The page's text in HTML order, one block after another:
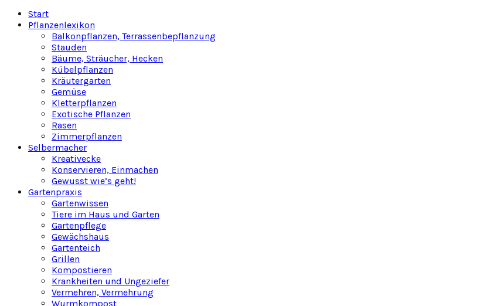
Start
Pflanzenlexikon
Balkonpflanzen, Terrassenbepflanzung
Stauden
Bäume, Sträucher, Hecken
Kübelpflanzen
Kräutergarten
Gemüse
Kletterpflanzen
Exotische Pflanzen
Rasen
Zimmerpflanzen
Selbermacher
Kreativecke
Konservieren, Einmachen
Gewusst wie’s geht!
Gartenpraxis
Gartenwissen
Tiere im Haus und Garten
Gartenpflege
Gewächshaus
Gartenteich
Grillen
Kompostieren
Krankheiten und Ungeziefer
Vermehren, Vermehrung
Wurmkompost